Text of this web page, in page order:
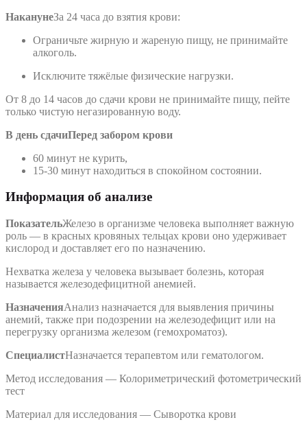
НаканунеЗа 24 часа до взятия крови:
Ограничьте жирную и жареную пищу, не принимайте
алкоголь.
Исключите тяжёлые физические нагрузки.
От 8 до 14 часов до сдачи крови не принимайте пищу, пейте
только чистую негазированную воду.
В день сдачиПеред забором крови
60 минут не курить,
15-30 минут находиться в спокойном состоянии.
Информация об анализе
ПоказательЖелезо в организме человека выполняет важную
роль — в красных кровяных тельцах крови оно удерживает
кислород и доставляет его по назначению.
Нехватка железа у человека вызывает болезнь, которая
называется железодефицитной анемией.
НазначенияАнализ назначается для выявления причины
анемий, также при подозрении на железодефицит или на
перегрузку организма железом (гемохроматоз).
СпециалистНазначается терапевтом или гематологом.
Метод исследования — Колориметрический фотометрический
тест
Материал для исследования — Сыворотка крови